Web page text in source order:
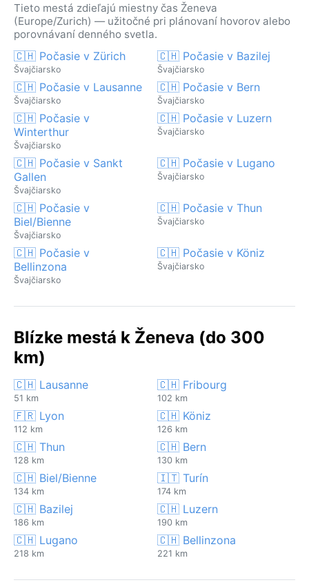
Tieto mestá zdieľajú miestny čas Ženeva
(Europe/Zurich) — užitočné pri plánovaní hovorov alebo
porovnávaní denného svetla.
🇨🇭 Počasie v Zürich
Švajčiarsko
🇨🇭 Počasie v Bazilej
Švajčiarsko
🇨🇭 Počasie v Lausanne
Švajčiarsko
🇨🇭 Počasie v Bern
Švajčiarsko
🇨🇭 Počasie v
Winterthur
Švajčiarsko
🇨🇭 Počasie v Luzern
Švajčiarsko
🇨🇭 Počasie v Sankt
Gallen
Švajčiarsko
🇨🇭 Počasie v Lugano
Švajčiarsko
🇨🇭 Počasie v
Biel/Bienne
Švajčiarsko
🇨🇭 Počasie v Thun
Švajčiarsko
🇨🇭 Počasie v
Bellinzona
Švajčiarsko
🇨🇭 Počasie v Köniz
Švajčiarsko
Blízke mestá k Ženeva (do 300
km)
🇨🇭 Lausanne
51 km
🇨🇭 Fribourg
102 km
🇫🇷 Lyon
112 km
🇨🇭 Köniz
126 km
🇨🇭 Thun
128 km
🇨🇭 Bern
130 km
🇨🇭 Biel/Bienne
134 km
🇮🇹 Turín
174 km
🇨🇭 Bazilej
186 km
🇨🇭 Luzern
190 km
🇨🇭 Lugano
218 km
🇨🇭 Bellinzona
221 km